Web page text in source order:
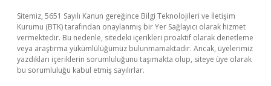
Sitemiz, 5651 Sayılı Kanun gereğince Bilgi Teknolojileri ve İletişim
Kurumu (BTK) tarafından onaylanmış bir Yer Sağlayıcı olarak hizmet
vermektedir. Bu nedenle, sitedeki içerikleri proaktif olarak denetleme
veya araştırma yükümlülüğümüz bulunmamaktadır. Ancak, üyelerimiz
yazdıkları içeriklerin sorumluluğunu taşımakta olup, siteye üye olarak
bu sorumluluğu kabul etmiş sayılırlar.